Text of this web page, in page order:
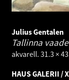
Julius Gentalen
Tallinna
akvarell. 31.3 ×
HAUS GALERII /